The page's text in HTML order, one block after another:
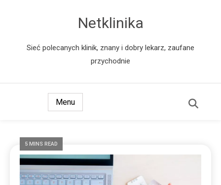
Netklinika
Sieć polecanych klinik, znany i dobry lekarz, zaufane
przychodnie
Menu
5 MINS READ